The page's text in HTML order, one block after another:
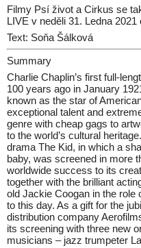
Filmy Psí život a Cirkus se
LIVE v neděli 31. Ledna 2021
Text: Soňa Šálková
Summary
Charlie Chaplin’s first full-
100 years ago in January
known as the star of
exceptional talent and
genre with cheap gags to
to the world’s cultural
drama The Kid, in which a
baby, was screened in more
worldwide success to its
together with the brilliant
old Jackie Coogan in the role
to this day. As a gift for the
distribution company
its screening with three new
musicians – jazz trumpeter